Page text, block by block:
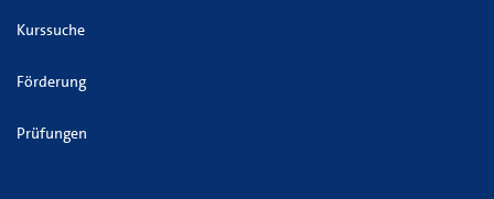
Kurssuche
Förderung
Prüfungen